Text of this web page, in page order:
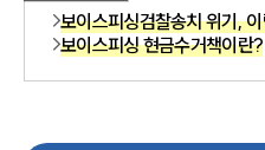
보이스피싱검찰송치 위기,
보이스피싱 현금수거책이란?